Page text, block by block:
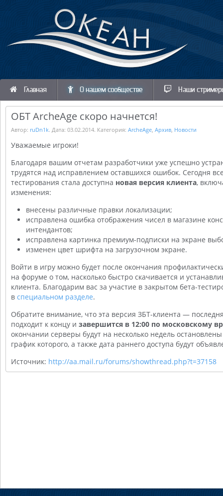
Главная О нашем сообществе Наши
ОБТ ArcheAge скоро начнется!
Автор: ruDn1k. Дата: 03.02.2014. Категория: ArcheAge, Архив, Новости
Уважаемые игроки!
Благодаря вашим отчетам разработчики уже успешно
трудятся над исправлением оставшихся ошибок. Сегодня
тестирования стала доступна новая версия клиента,
изменения:
внесены различные правки локализации;
исправлена ошибка отображения чисел в магазине
интендантов;
исправлена картинка премиум-подписки на экране
изменен цвет шрифта на загрузочном экране.
Войти в игру можно будет после окончания
на форуме о том, насколько быстро скачивается и
клиента. Благодарим вас за участие в закрытом бета-
в специальном разделе.
Обратите внимание, что эта версия ЗБТ-клиента —
подходит к концу и завершится в 12:00 по московскому
окончании серверы будут на несколько недель
график которого, а также дата раннего доступа будут
Источник: http://aa.mail.ru/forums/showthread.php?t=37158